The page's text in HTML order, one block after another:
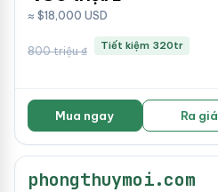
≈ $18,000 USD
800 triệu ₫ Tiết kiệm 320tr
Mua ngay Ra giá
phongthuymoi.com